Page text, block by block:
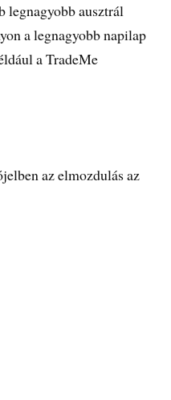
legnagyobb ausztrál
a legnagyobb napilap
a TradeMe
az elmozdulás az